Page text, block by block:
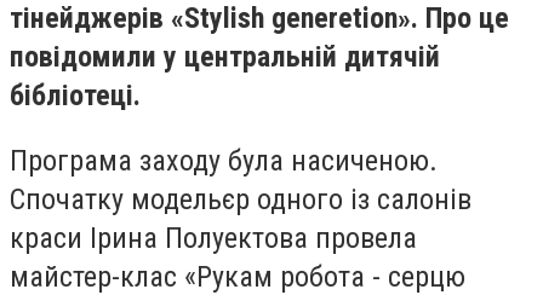
тінейджерів «Stylish generetion». Про це
повідомили у центральній дитячій
бібліотеці.
Програма заходу була насиченою.
Спочатку модельєр одного із салонів
краси Ірина Полуектова провела
майстер-клас «Рукам робота - серцю